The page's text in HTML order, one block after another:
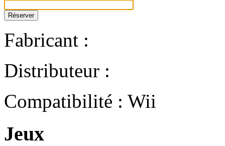
Fabricant :
Distributeur :
Compatibilité : Wii
Jeux